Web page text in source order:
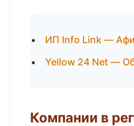
ИП Info Link —
Yellow 24 Net —
Компании в